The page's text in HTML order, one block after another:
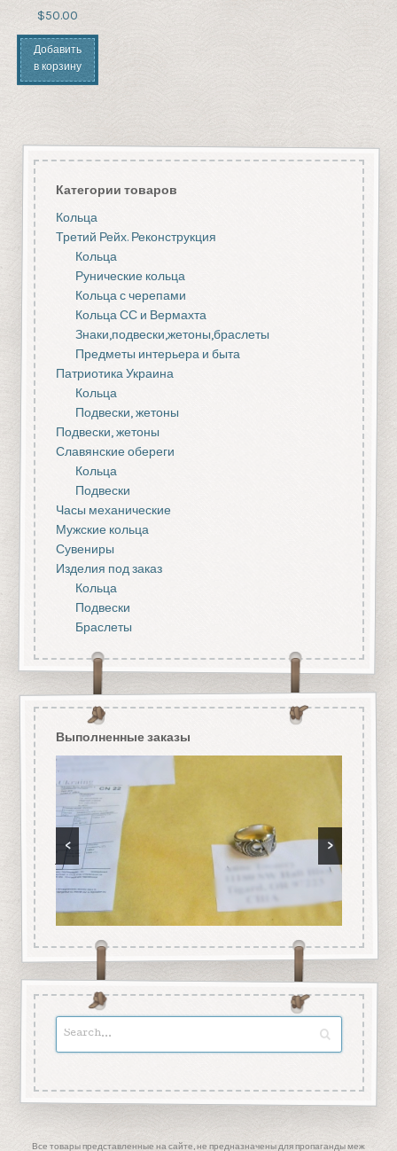
$50.00
Добавить
в корзину
Категории товаров
Кольца
Третий Рейх. Реконструкция
Кольца
Рунические кольца
Кольца с черепами
Кольца СС и Вермахта
Знаки,подвески,жетоны,браслеты
Предметы интерьера и быта
Патриотика Украина
Кольца
Подвески, жетоны
Подвески, жетоны
Славянские обереги
Кольца
Подвески
Часы механические
Мужские кольца
Сувениры
Изделия под заказ
Кольца
Подвески
Браслеты
Выполненные заказы
< >
Все товары представленные на сайте, не предназначены для пропаганды меж